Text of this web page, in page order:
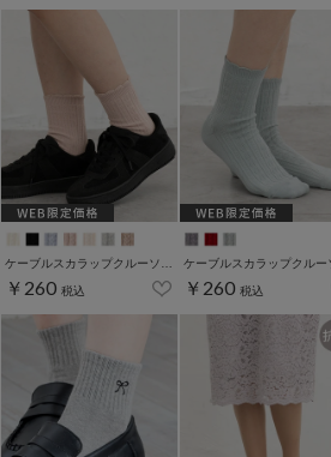
￥260 税込 ￥260 税込